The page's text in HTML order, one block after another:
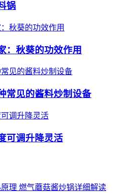
锅
：秋葵的功效作用
常见的酱料炒制设备
可调升降灵活
理 燃气蘑菇酱炒锅详细解读